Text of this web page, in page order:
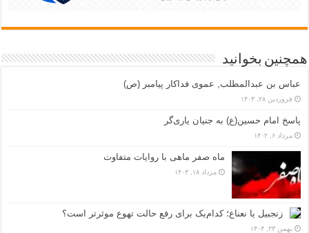
همچنین بخوانید
عباس بن عبدالمطلب, عموی فداکار پیامبر (ص)
فروردین ۲۸, ۱۴۰۳
پاسخ امام حسین(ع) به جنیان یاری‌گر
مرداد ۶, ۱۴۰۲
ماه صفر ماهی با روایات متفاوت
مرداد ۱۸, ۱۴۰۳
زنجبیل یا نعناع؛ کدام‌یک برای رفع حالت تهوع موثرتر است؟
بهمن ۲۳, ۱۴۰۴